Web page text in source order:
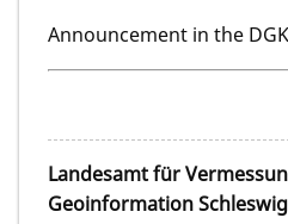
Announcement in the
Landesamt für
Geoinformation